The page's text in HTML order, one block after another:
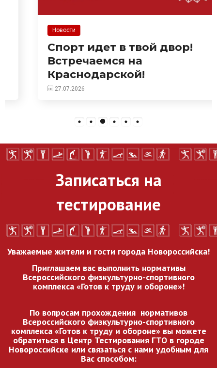
Новости
Спорт идет в твой двор!
Встречаемся на
Краснодарской!
27.07.2026
Записаться на
тестирование
Уважаемые жители и гости города Новороссийска!
Приглашаем вас выполнить нормативы
Всероссийского физкультурно-спортивного
комплекса «Готов к труду и обороне»!
По вопросам прохождения нормативов
Всероссийского физкультурно-спортивного
комплекса «Готов к труду и обороне» вы можете
обратиться в Центр Тестирования ГТО в городе
Новороссийске или связаться с нами удобным для
Вас способом: